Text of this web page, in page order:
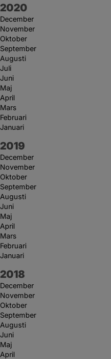
År:
2020
December
November
Oktober
September
Augusti
Juli
Juni
Maj
April
Mars
Februari
Januari
År:
2019
December
November
Oktober
September
Augusti
Juni
Maj
April
Mars
Februari
Januari
År:
2018
December
November
Oktober
September
Augusti
Juni
Maj
April